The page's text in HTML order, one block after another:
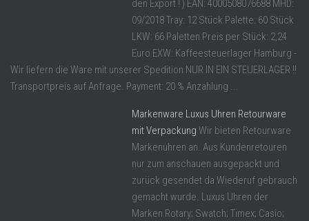
den Export ! ) EAN: 4000508076688 MHD:
09/2018 Tray: 12 Stück Palette: 60 Stück
LKW: 66 Paletten Preis per Stück: 2,24
Euro EXW: Kaffeesteuerlager Hamburg -
Wir liefern die Ware mit unserer Spedition NUR IN EIN STEUERLAGER !!
Transportpreis auf Anfrage. Payment: 20 % Anzahlung ...
Markenware Luxus Uhren Retourware
mit Verpackung Wir bieten Retourware
Markenuhren an. Aus Kundenretouren
nur zum anschauen ausgepackt und
zurück gesendet da Wiederuf gebrauch
gemacht wurde. Luxus Uhren der
Marken Rotary; Swatch; Timex; Casio;